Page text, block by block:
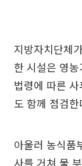
지방자치단체
한 시설은 영
법령에 따른
도 함께 점검한
아울러 농식품
사를 거쳐 물